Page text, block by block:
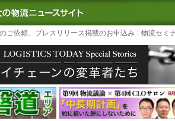
TODAY｜国内最大の物流ニュースサ
3PL,
ご依頼、プレスリリース掲載のお申込み 物流セミ